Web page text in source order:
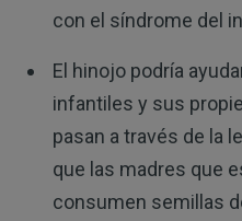
con el síndrome del
El hinojo podría
infantiles y sus
pasan a través de la
que las madres que
consumen semillas